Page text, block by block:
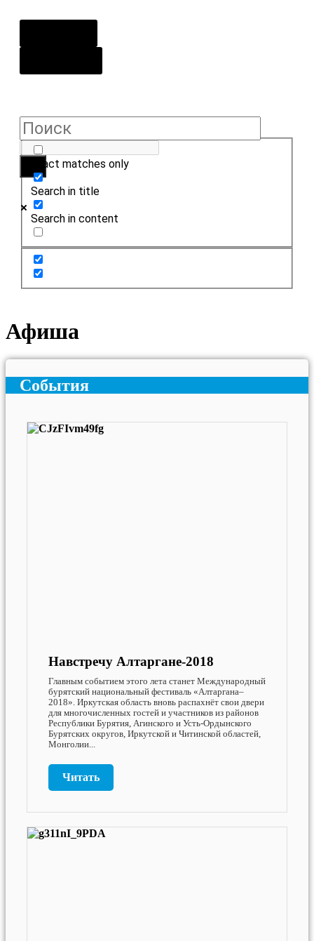
Exact matches only
Search in title
Search in content
Афиша
События
Навстречу Алтаргане-2018
Главным событием этого лета станет Международный
бурятский национальный фестиваль «Алтаргана–
2018». Иркутская область вновь распахнёт свои двери
для многочисленных гостей и участников из районов
Республики Бурятия, Агинского и Усть-Ордынского
Бурятских округов, Иркутской и Читинской областей,
Монголии...
Читать